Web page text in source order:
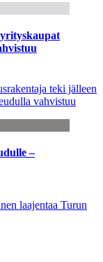
teki jälleen
vahvistuu
–
laajentaa Turun